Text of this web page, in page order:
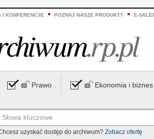
I KONFERENCJE POZNAJ NASZE PRODUKTY E-
Prawo Ekonomia i biznes
uzyskać dostęp do archiwum? Zobacz ofertę